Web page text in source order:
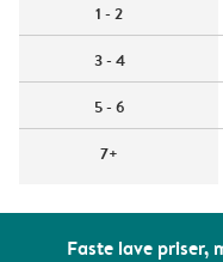
Faste lave priser,
1 - 2
3 - 4
5 - 6
7+